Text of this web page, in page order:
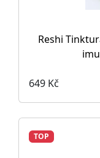
Reshi
649 Kč
TOP